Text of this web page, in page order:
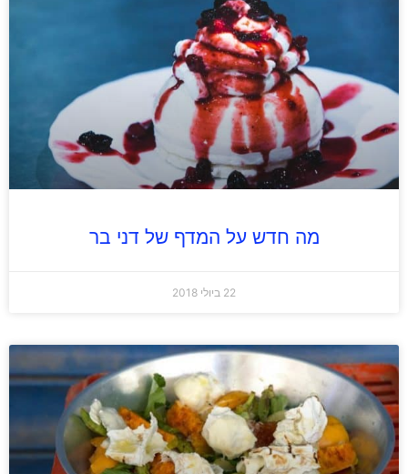
מה חדש על המדף של דני בר
22 ביולי 2018